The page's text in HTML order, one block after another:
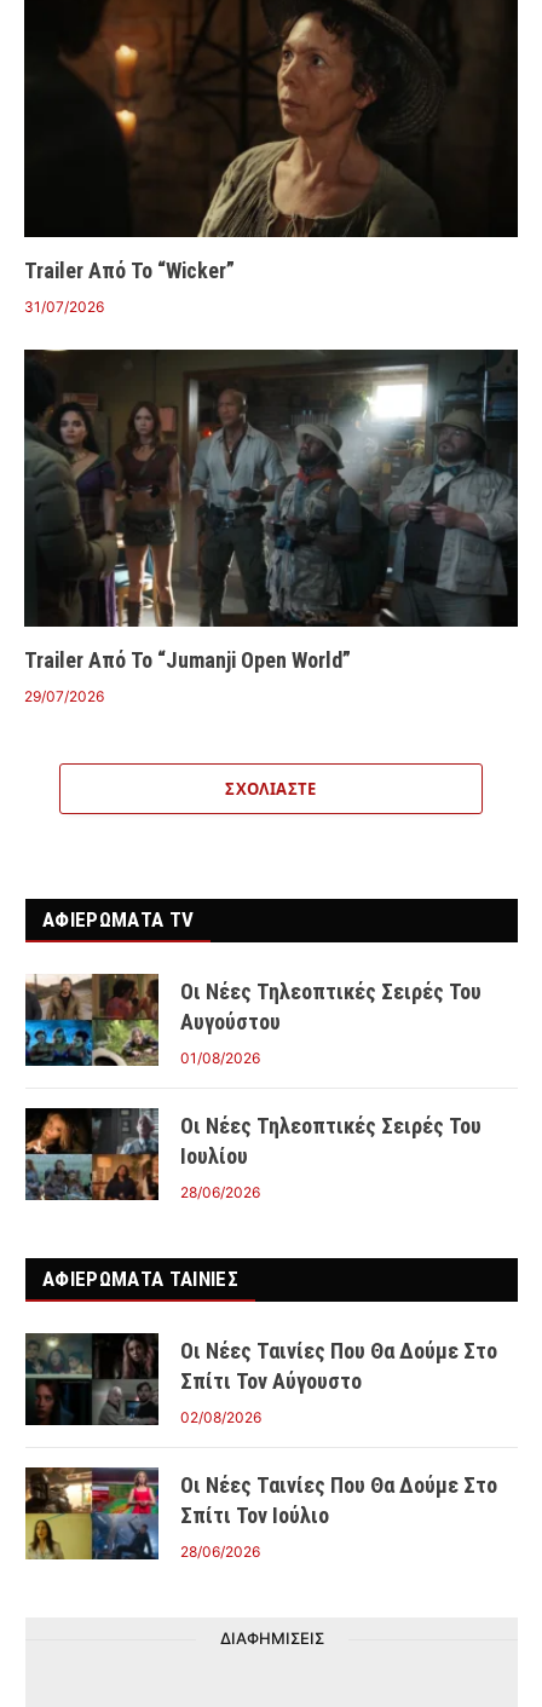
Trailer Από Το “Wicker”
31/07/2026
Trailer Από Το “Jumanji Open World”
29/07/2026
ΣΧΟΛΙΆΣΤΕ
ΑΦΙΕΡΩΜΑΤΑ TV
Οι Νέες Τηλεοπτικές Σειρές Του
Αυγούστου
01/08/2026
Οι Νέες Τηλεοπτικές Σειρές Του
Ιουλίου
28/06/2026
ΑΦΙΕΡΩΜΑΤΑ ΤΑΙΝΊΕΣ
Οι Νέες Ταινίες Που Θα Δούμε Στο
Σπίτι Τον Αύγουστο
02/08/2026
Οι Νέες Ταινίες Που Θα Δούμε Στο
Σπίτι Τον Ιούλιο
28/06/2026
ΔΙΑΦΗΜΙΣΕΙΣ